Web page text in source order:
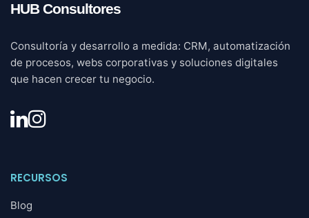
HUB Consultores
Consultoría y desarrollo a medida: CRM, automatización
de procesos, webs corporativas y soluciones digitales
que hacen crecer tu negocio.
RECURSOS
Blog